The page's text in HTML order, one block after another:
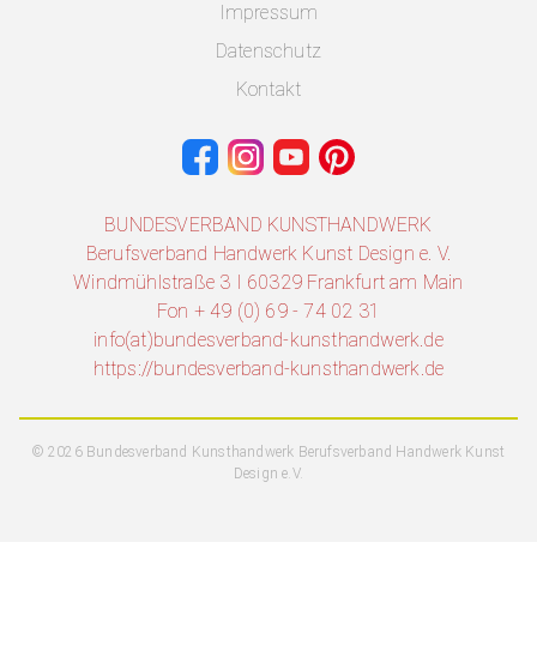
Impressum
Datenschutz
Kontakt
BUNDESVERBAND KUNSTHANDWERK
Berufsverband Handwerk Kunst Design e. V.
Windmühlstraße 3 I 60329 Frankfurt am Main
Fon + 49 (0) 69 - 74 02 31
info(at)bundesverband-kunsthandwerk.de
https://bundesverband-kunsthandwerk.de
© 2026 Bundesverband Kunsthandwerk Berufsverband Handwerk Kunst
Design e.V.